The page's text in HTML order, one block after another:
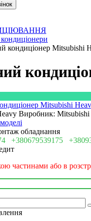
кондиціонер Mitsubishi
Виробник: Mitsubishi
обладнання
+380679539175
частинами або в